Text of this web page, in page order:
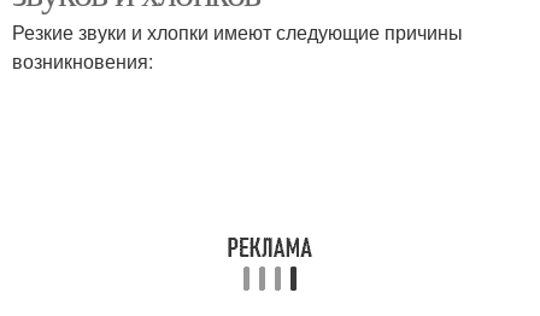
Резкие звуки и хлопки имеют следующие причины
возникновения: